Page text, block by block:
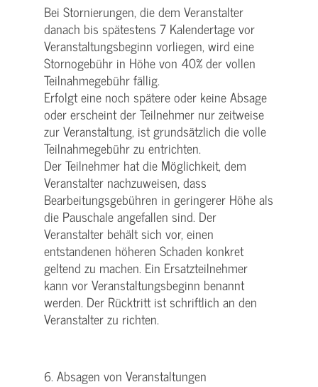
Bei Stornierungen, die dem Veranstalter
danach bis spätestens 7 Kalendertage vor
Veranstaltungsbeginn vorliegen, wird eine
Stornogebühr in Höhe von 40% der vollen
Teilnahmegebühr fällig.
Erfolgt eine noch spätere oder keine Absage
oder erscheint der Teilnehmer nur zeitweise
zur Veranstaltung, ist grundsätzlich die volle
Teilnahmegebühr zu entrichten.
Der Teilnehmer hat die Möglichkeit, dem
Veranstalter nachzuweisen, dass
Bearbeitungsgebühren in geringerer Höhe als
die Pauschale angefallen sind. Der
Veranstalter behält sich vor, einen
entstandenen höheren Schaden konkret
geltend zu machen. Ein Ersatzteilnehmer
kann vor Veranstaltungsbeginn benannt
werden. Der Rücktritt ist schriftlich an den
Veranstalter zu richten.
6. Absagen von Veranstaltungen